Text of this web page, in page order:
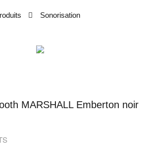
Sonorisation